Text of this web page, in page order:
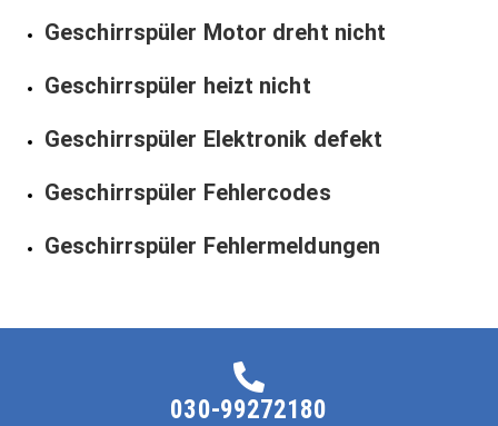
Geschirrspüler Motor dreht nicht
Geschirrspüler heizt nicht
Geschirrspüler Elektronik defekt
Geschirrspüler Fehlercodes
Geschirrspüler Fehlermeldungen
030-99272180